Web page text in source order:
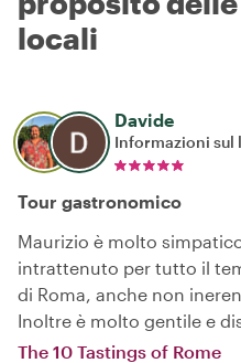
locali
Davide
Informazioni sul
Tour gastronomico
Maurizio è molto
intrattenuto per tutto il
di Roma, anche non
Inoltre è molto gentile e
The 10 Tastings of Rome